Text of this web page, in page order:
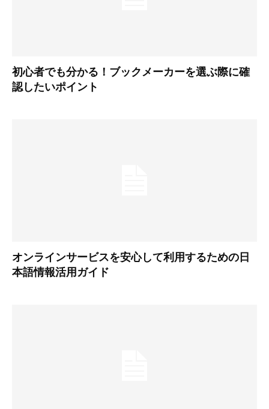
初心者でも分かる！ブックメーカーを選ぶ際に確
認したいポイント
オンラインサービスを安心して利用するための日
本語情報活用ガイド